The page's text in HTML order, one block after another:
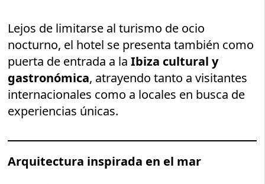
Lejos de limitarse al turismo de ocio
nocturno, el hotel se presenta también como
puerta de entrada a laIbiza cultural y
gastronómica, atrayendo tanto a visitantes
internacionales como a locales en busca de
experiencias únicas.
Arquitectura inspirada en el mar